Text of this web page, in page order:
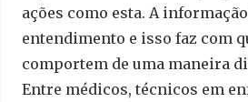
ações como esta. A
entendimento e isso faz com
comportem de uma maneira
Entre médicos, técnicos em